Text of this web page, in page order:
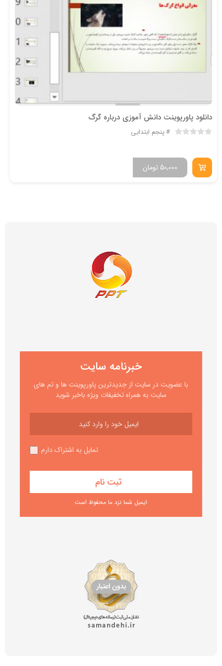
دانلود پاورپوینت دانش آموزی درباره گرگ
پنجم ابتدایی
تومان 50,000
خبرنامه سایت
با عضویت در سایت از جدیدترین پاورپوینت ها و تم های
سایت به همراه تخفیفات ویژه باخبر شوید
تمایل به اشتراک دارم
ایمیل شما نزد ما محفوظ است